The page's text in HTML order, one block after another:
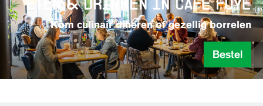
Kom culinair dineren of gezellig borrelen
Bestel